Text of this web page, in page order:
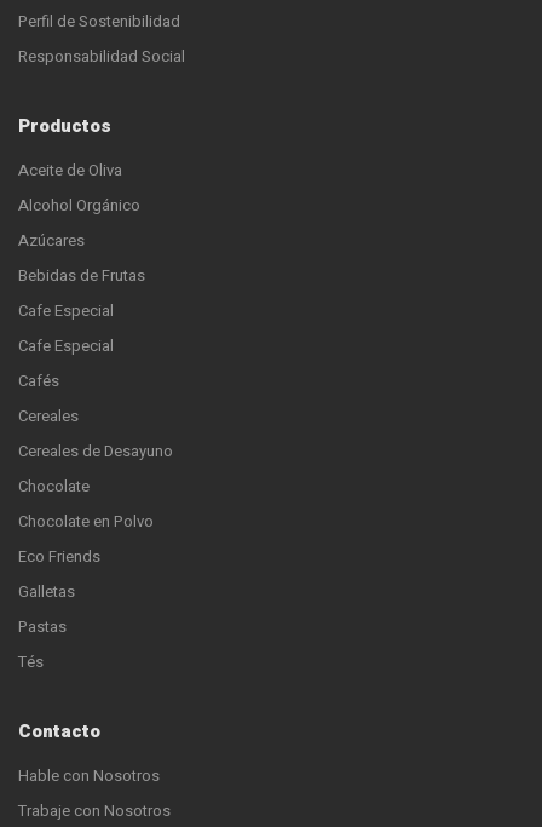
Perfil de Sostenibilidad
Responsabilidad Social
Productos
Aceite de Oliva
Alcohol Orgánico
Azúcares
Bebidas de Frutas
Cafe Especial
Cafe Especial
Cafés
Cereales
Cereales de Desayuno
Chocolate
Chocolate en Polvo
Eco Friends
Galletas
Pastas
Tés
Contacto
Hable con Nosotros
Trabaje con Nosotros